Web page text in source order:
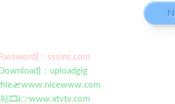
：sssins.com
：uploadgig
🎞️👉www.xtvtv.com